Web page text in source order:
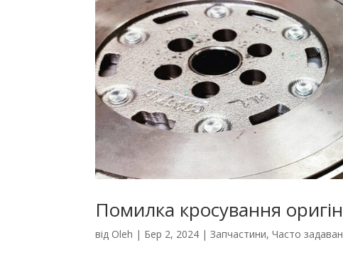
Помилка кросування
від Oleh | Бер 2, 2024 |Запчастини,Часто